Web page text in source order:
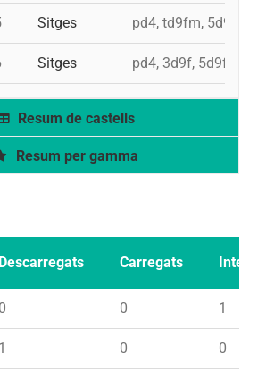
Sitges pd4, td9fm, 5d9f,
Sitges pd4, 3d9f, 5d9f,
Resum de castells
Resum per gamma
Descarregats Carregats Intents
0 0 1
1 0 0